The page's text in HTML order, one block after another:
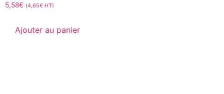
5,58€ (4,65€ HT)
Ajouter au panier